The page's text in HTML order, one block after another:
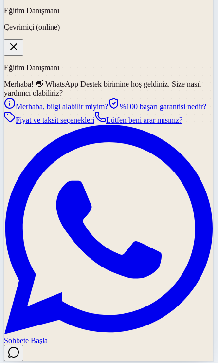
Eğitim Danışmanı
Çevrimiçi (online)
Eğitim Danışmanı
Merhaba! 👋 WhatsApp Destek birimine hoş geldiniz. Size nasıl
yardımcı olabiliriz?
Merhaba, bilgi alabilir miyim?
%100 başarı garantisi nedir?
Fiyat ve taksit seçenekleri
Lütfen beni arar mısınız?
Sohbete Başla